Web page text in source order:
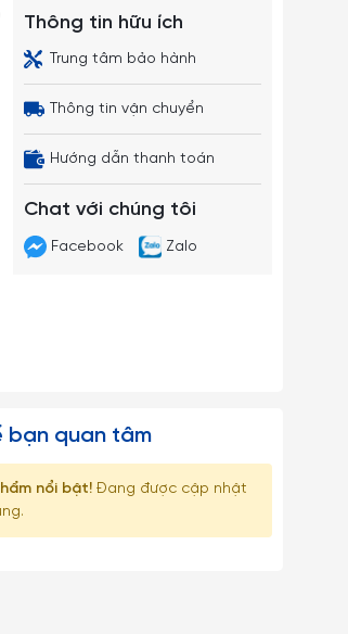
Thông tin hữu ích
Trung tâm bảo hành
Thông tin vận chuyển
Hướng dẫn thanh toán
Chat với chúng tôi
Facebook Zalo
bạn quan tâm
nổi bật!Đang được cập nhật